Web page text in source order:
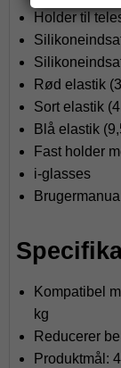
Holder til
Rød elastik
Sort elastik
Blå elastik
Fast holder
i-glasses
Brugermanual
Kompatibel
kg
Reducerer
Produktmål: